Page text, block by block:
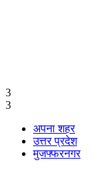
3
3
अपना शहर
उत्तर प्रदेश
मुजफ्फरनगर